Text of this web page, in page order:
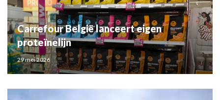
Carrefour België lanceert eigen
proteïnelijn
29 mei 2026